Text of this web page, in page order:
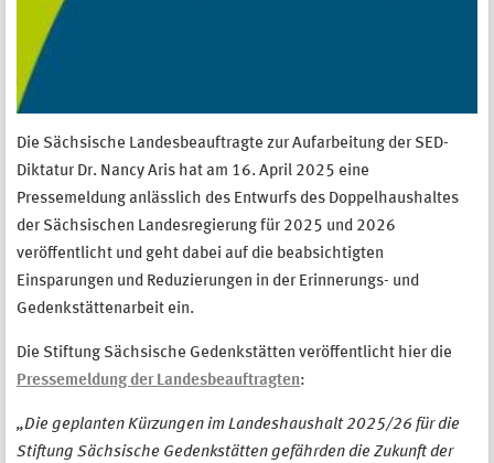
Die Sächsische Landesbeauftragte zur Aufarbeitung der SED-
Diktatur Dr. Nancy Aris hat am 16. April 2025 eine
Pressemeldung anlässlich des Entwurfs des Doppelhaushaltes
der Sächsischen Landesregierung für 2025 und 2026
veröffentlicht und geht dabei auf die beabsichtigten
Einsparungen und Reduzierungen in der Erinnerungs- und
Gedenkstättenarbeit ein.
Die Stiftung Sächsische Gedenkstätten veröffentlicht hier die
Pressemeldung der Landesbeauftragten:
„Die geplanten Kürzungen im Landeshaushalt 2025/26 für die
Stiftung Sächsische Gedenkstätten gefährden die Zukunft der